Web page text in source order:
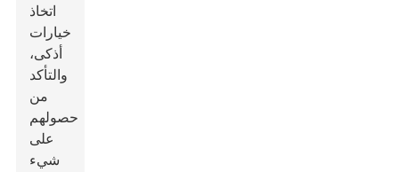
اتخاذ
خيارات
أذكى،
والتأكد
من
حصولهم
على
شيء